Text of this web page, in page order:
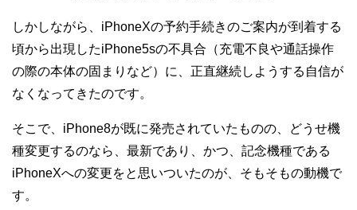
しかしながら、iPhoneXの予約手続きのご案内が到着する
頃から出現したiPhone5sの不具合（充電不良や通話操作
の際の本体の固まりなど）に、正直継続しようする自信が
なくなってきたのです。
そこで、iPhone8が既に発売されていたものの、どうせ機
種変更するのなら、最新であり、かつ、記念機種である
iPhoneXへの変更をと思いついたのが、そもそもの動機で
す。